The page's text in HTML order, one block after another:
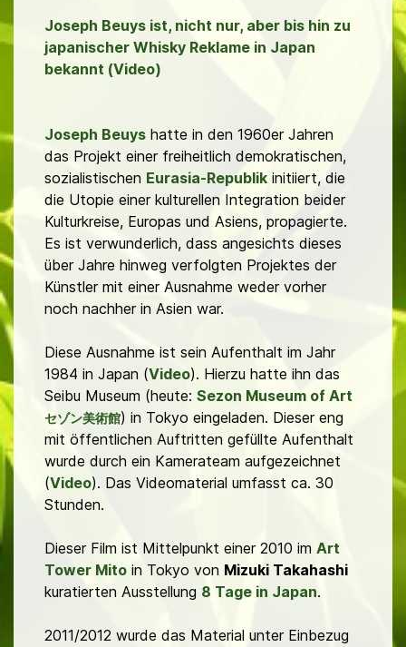
Joseph Beuys ist, nicht nur, aber bis hin zu
japanischer Whisky Reklame in Japan
bekannt (Video)
Joseph Beuys hatte in den 1960er Jahren
das Projekt einer freiheitlich demokratischen,
sozialistischen Eurasia-Republik initiiert, die
die Utopie einer kulturellen Integration beider
Kulturkreise, Europas und Asiens, propagierte.
Es ist verwunderlich, dass angesichts dieses
über Jahre hinweg verfolgten Projektes der
Künstler mit einer Ausnahme weder vorher
noch nachher in Asien war.
Diese Ausnahme ist sein Aufenthalt im Jahr
1984 in Japan (Video). Hierzu hatte ihn das
Seibu Museum (heute: Sezon Museum of Art
セゾン美術館) in Tokyo eingeladen. Dieser eng
mit öffentlichen Auftritten gefüllte Aufenthalt
wurde durch ein Kamerateam aufgezeichnet
(Video). Das Videomaterial umfasst ca. 30
Stunden.
Dieser Film ist Mittelpunkt einer 2010 im Art
Tower Mito in Tokyo von Mizuki Takahashi
kuratierten Ausstellung 8 Tage in Japan.
2011/2012 wurde das Material unter Einbezug